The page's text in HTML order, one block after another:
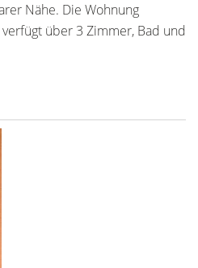
Nähe. Die Wohnung
über 3 Zimmer, Bad und